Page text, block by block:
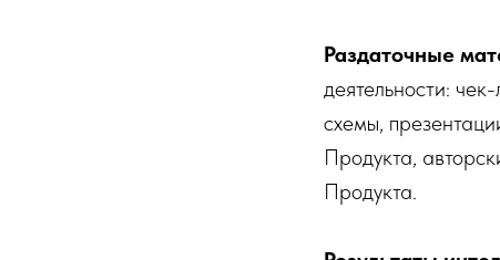
Раздаточные
деятельности:
схемы,
Продукта,
Продукта.